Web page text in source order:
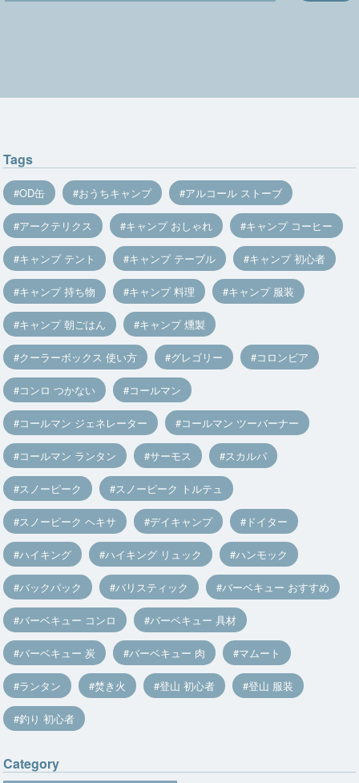
Tags
OD缶 おうちキャンプ アルコール ストーブ
アークテリクス キャンプ おしゃれ キャンプ コーヒー
キャンプ テント キャンプ テーブル キャンプ 初心者
キャンプ 持ち物 キャンプ 料理 キャンプ 服装
キャンプ 朝ごはん キャンプ 燻製
クーラーボックス 使い方 グレゴリー コロンビア
コンロ つかない コールマン
コールマン ジェネレーター コールマン ツーバーナー
コールマン ランタン サーモス スカルパ
スノーピーク スノーピーク トルテュ
スノーピーク ヘキサ デイキャンプ ドイター
ハイキング ハイキング リュック ハンモック
バックパック バリスティック バーベキュー おすすめ
バーベキュー コンロ バーベキュー 具材
バーベキュー 炭 バーベキュー 肉 マムート
ランタン 焚き火 登山 初心者 登山 服装
釣り 初心者
Category